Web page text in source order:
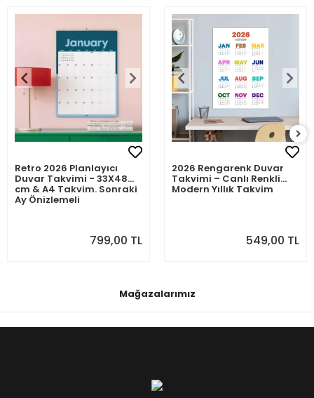
Retro 2026 Planlayıcı
Duvar Takvimi - 33X48
cm & A4 Takvim. Sonraki
Ay Önizlemeli
799,00 TL
2026 Rengarenk Duvar
Takvimi – Canlı Renkli
Modern Yıllık Takvim
549,00 TL
Mağazalarımız